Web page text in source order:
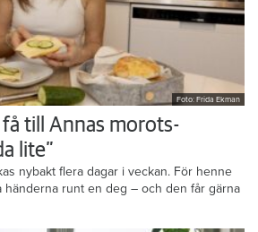
Foto: Frida Ekman
till Annas morots-
lite”
nybakt flera dagar i veckan. För henne
händerna runt en deg – och den får gärna